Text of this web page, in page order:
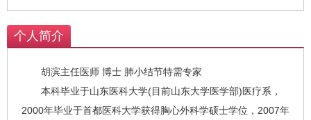
个人简介
胡滨主任医师 博士 肺小结节特需专家
本科毕业于山东医科大学(目前山东大学医学部)医疗系，
2000年毕业于首都医科大学获得胸心外科学硕士学位，2007年